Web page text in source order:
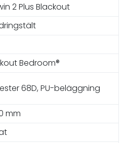
2 Plus Blackout
Bedroom®
68D, PU-beläggning
mm